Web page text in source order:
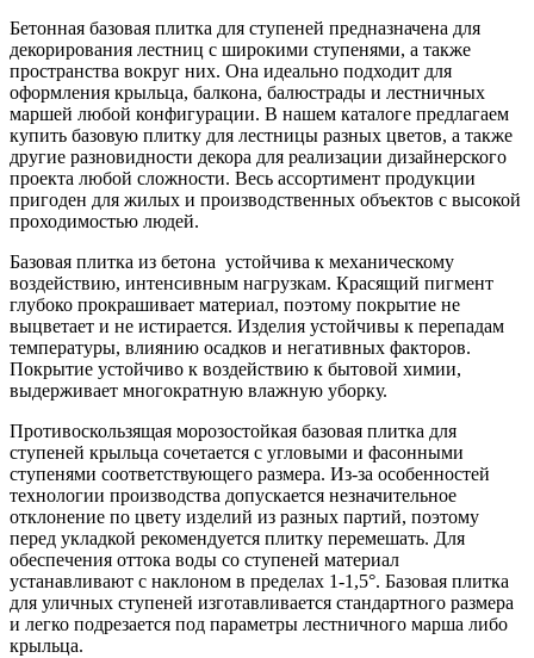
Бетонная базовая плитка для ступеней предназначена для
декорирования лестниц с широкими ступенями, а также
пространства вокруг них. Она идеально подходит для
оформления крыльца, балкона, балюстрады и лестничных
маршей любой конфигурации. В нашем каталоге предлагаем
купить базовую плитку для лестницы разных цветов, а также
другие разновидности декора для реализации дизайнерского
проекта любой сложности. Весь ассортимент продукции
пригоден для жилых и производственных объектов с высокой
проходимостью людей.
Базовая плитка из бетона устойчива к механическому
воздействию, интенсивным нагрузкам. Красящий пигмент
глубоко прокрашивает материал, поэтому покрытие не
выцветает и не истирается. Изделия устойчивы к перепадам
температуры, влиянию осадков и негативных факторов.
Покрытие устойчиво к воздействию к бытовой химии,
выдерживает многократную влажную уборку.
Противоскользящая морозостойкая базовая плитка для
ступеней крыльца сочетается с угловыми и фасонными
ступенями соответствующего размера. Из-за особенностей
технологии производства допускается незначительное
отклонение по цвету изделий из разных партий, поэтому
перед укладкой рекомендуется плитку перемешать. Для
обеспечения оттока воды со ступеней материал
устанавливают с наклоном в пределах 1-1,5°. Базовая плитка
для уличных ступеней изготавливается стандартного размера
и легко подрезается под параметры лестничного марша либо
крыльца.